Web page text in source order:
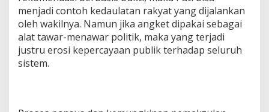
menjadi contoh kedaulatan rakyat yang dijalankan
oleh wakilnya. Namun jika angket dipakai sebagai
alat tawar-menawar politik, maka yang terjadi
justru erosi kepercayaan publik terhadap seluruh
sistem.